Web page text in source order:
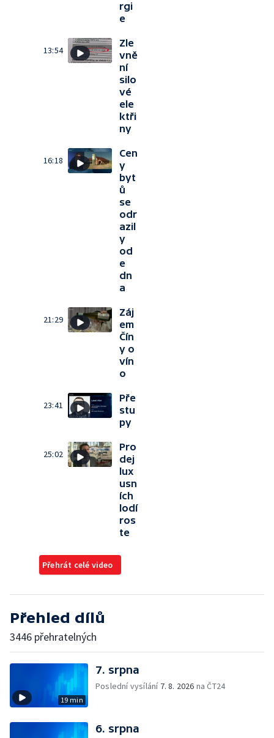
rgi
e
13:54
Zle
vně
ní
silo
vé
ele
ktři
ny
16:18
Cen
y
byt
ů
se
odr
azil
y
od
e
dn
a
21:29
Záj
em
Čín
y o
vín
o
23:41
Pře
stu
py
25:02
Pro
dej
lux
usn
ích
lodí
ros
te
Přehrát celé video
Přehled dílů
3446 přehratelných
19 min
7. srpna
Poslední vysílání 7. 8. 2026 na ČT24
6. srpna